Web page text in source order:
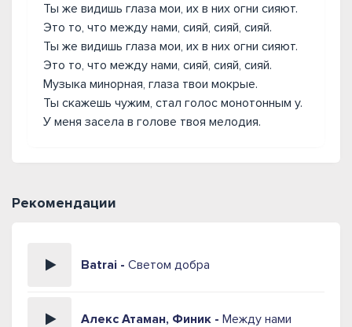
Ты же видишь глаза мои, их в них огни сияют.
Это то, что между нами, сияй, сияй, сияй.
Ты же видишь глаза мои, их в них огни сияют.
Это то, что между нами, сияй, сияй, сияй.
Музыка минорная, глаза твои мокрые.
Ты скажешь чужим, стал голос монотонным у.
У меня засела в голове твоя мелодия.
Рекомендации
Batrai - Светом добра
Алекс Атаман, Финик - Между нами